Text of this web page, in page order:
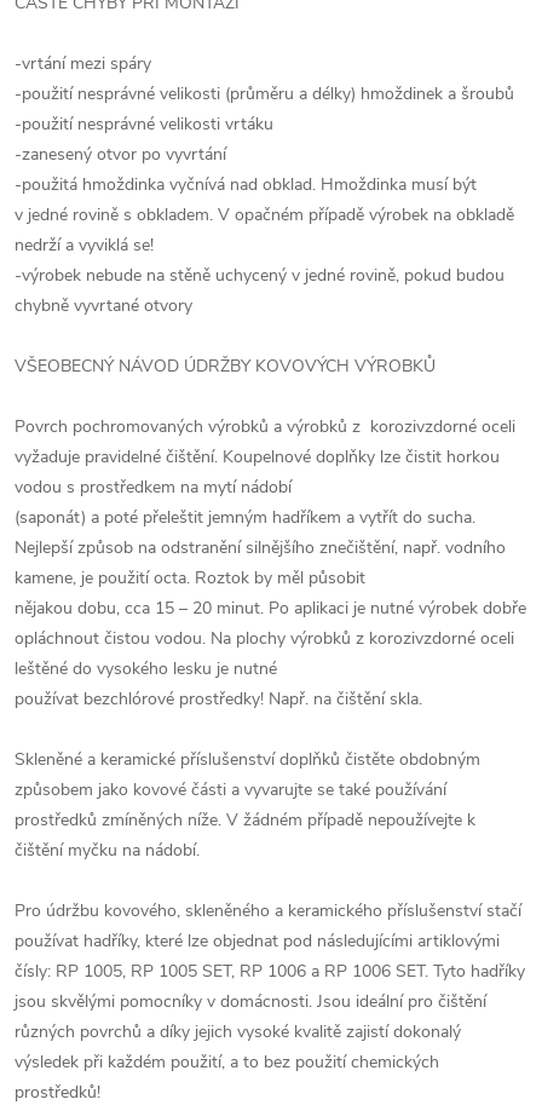
-vrtání mezi spáry
-použití nesprávné velikosti (průměru a délky) hmoždinek a šroubů
-použití nesprávné velikosti vrtáku
-zanesený otvor po vyvrtání
-použitá hmoždinka vyčnívá nad obklad. Hmoždinka musí být
v jedné rovině s obkladem. V opačném případě výrobek na obkladě
nedrží a vyviklá se!
-výrobek nebude na stěně uchycený v jedné rovině, pokud budou
chybně vyvrtané otvory
VŠEOBECNÝ NÁVOD ÚDRŽBY KOVOVÝCH VÝROBKŮ
Povrch pochromovaných výrobků a výrobků z korozivzdorné oceli
vyžaduje pravidelné čištění. Koupelnové doplňky lze čistit horkou
vodou s prostředkem na mytí nádobí
(saponát) a poté přeleštit jemným hadříkem a vytřít do sucha.
Nejlepší způsob na odstranění silnějšího znečištění, např. vodního
kamene, je použití octa. Roztok by měl působit
nějakou dobu, cca 15 – 20 minut. Po aplikaci je nutné výrobek dobře
opláchnout čistou vodou. Na plochy výrobků z korozivzdorné oceli
leštěné do vysokého lesku je nutné
používat bezchlórové prostředky! Např. na čištění skla.
Skleněné a keramické příslušenství doplňků čistěte obdobným
způsobem jako kovové části a vyvarujte se také používání
prostředků zmíněných níže. V žádném případě nepoužívejte k
čištění myčku na nádobí.
Pro údržbu kovového, skleněného a keramického příslušenství stačí
používat hadříky, které lze objednat pod následujícími artiklovými
čísly: RP 1005, RP 1005 SET, RP 1006 a RP 1006 SET. Tyto hadříky
jsou skvělými pomocníky v domácnosti. Jsou ideální pro čištění
různých povrchů a díky jejich vysoké kvalitě zajistí dokonalý
výsledek při každém použití, a to bez použití chemických
prostředků!